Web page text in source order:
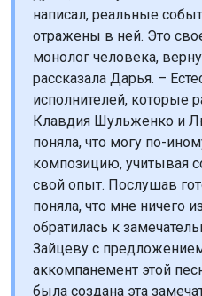
написал, реальные
отражены в ней. Это
монолог человека,
рассказала Дарья. –
исполнителей, которые
Клавдия Шульженко и
поняла, что могу по-
композицию, учитывая
свой опыт. Послушав
поняла, что мне ничего
обратилась к
Зайцеву с
аккомпанемент этой
была создана эта